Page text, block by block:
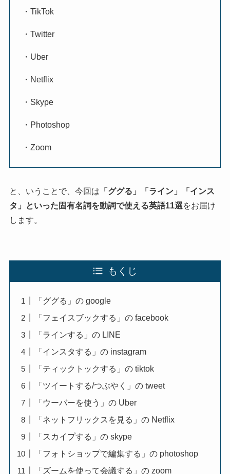
・TikTok
・Twitter
・Uber
・Netflix
・Skype
・Photoshop
・Zoom
と、いうことで、今回は 「ググる」「ライン」「インス
タ」といった固有名詞を動詞で使える英語11選をお届け
します。
もくじ
「ググる」の google
「フェイスブックする」の facebook
「ラインする」の LINE
「インスタする」の instagram
「ティックトックする」の tiktok
「ツイートする/つぶやく」の tweet
「ウーバーを使う」の Uber
「ネットフリックスを見る」の Netflix
「スカイプする」の skype
「フォトショップで編集する」の photoshop
「ズームを使って会議する」の zoom